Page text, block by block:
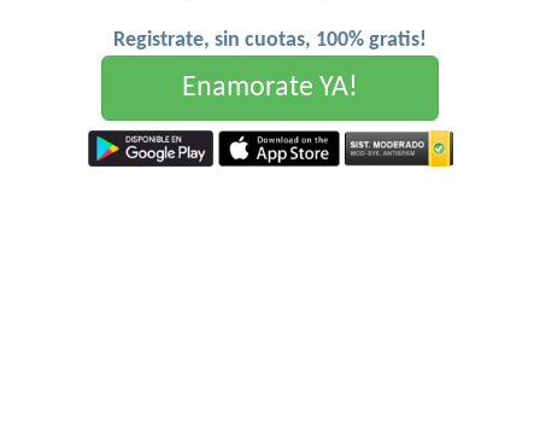
Registrate, sin cuotas, 100% gratis!
Enamorate YA!